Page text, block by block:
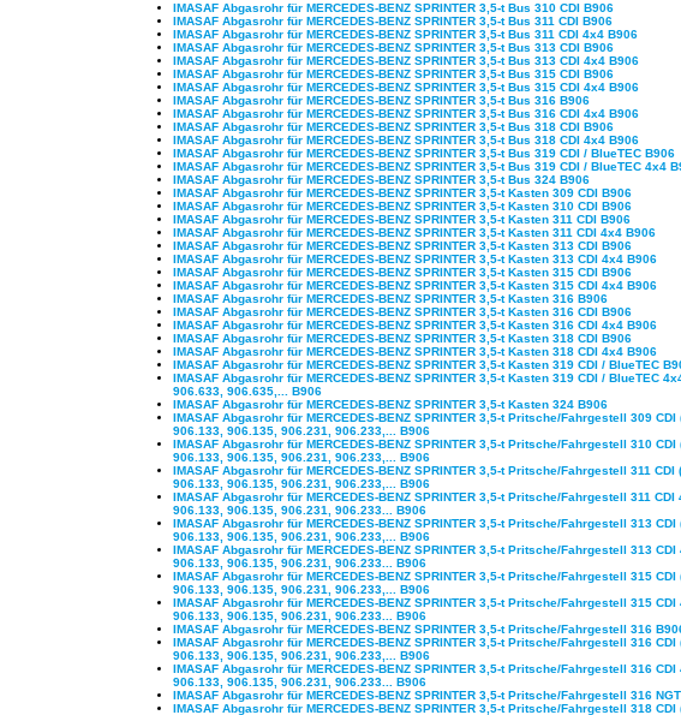
IMASAF Abgasrohr für MERCEDES-BENZ SPRINTER 3,5-t Bus 310 CDI B906
IMASAF Abgasrohr für MERCEDES-BENZ SPRINTER 3,5-t Bus 311 CDI B906
IMASAF Abgasrohr für MERCEDES-BENZ SPRINTER 3,5-t Bus 311 CDI 4x4 B906
IMASAF Abgasrohr für MERCEDES-BENZ SPRINTER 3,5-t Bus 313 CDI B906
IMASAF Abgasrohr für MERCEDES-BENZ SPRINTER 3,5-t Bus 313 CDI 4x4 B906
IMASAF Abgasrohr für MERCEDES-BENZ SPRINTER 3,5-t Bus 315 CDI B906
IMASAF Abgasrohr für MERCEDES-BENZ SPRINTER 3,5-t Bus 315 CDI 4x4 B906
IMASAF Abgasrohr für MERCEDES-BENZ SPRINTER 3,5-t Bus 316 B906
IMASAF Abgasrohr für MERCEDES-BENZ SPRINTER 3,5-t Bus 316 CDI 4x4 B906
IMASAF Abgasrohr für MERCEDES-BENZ SPRINTER 3,5-t Bus 318 CDI B906
IMASAF Abgasrohr für MERCEDES-BENZ SPRINTER 3,5-t Bus 318 CDI 4x4 B906
IMASAF Abgasrohr für MERCEDES-BENZ SPRINTER 3,5-t Bus 319 CDI / BlueTEC B906
IMASAF Abgasrohr für MERCEDES-BENZ SPRINTER 3,5-t Bus 319 CDI / BlueTEC 4x4
IMASAF Abgasrohr für MERCEDES-BENZ SPRINTER 3,5-t Bus 324 B906
IMASAF Abgasrohr für MERCEDES-BENZ SPRINTER 3,5-t Kasten 309 CDI B906
IMASAF Abgasrohr für MERCEDES-BENZ SPRINTER 3,5-t Kasten 310 CDI B906
IMASAF Abgasrohr für MERCEDES-BENZ SPRINTER 3,5-t Kasten 311 CDI B906
IMASAF Abgasrohr für MERCEDES-BENZ SPRINTER 3,5-t Kasten 311 CDI 4x4 B906
IMASAF Abgasrohr für MERCEDES-BENZ SPRINTER 3,5-t Kasten 313 CDI B906
IMASAF Abgasrohr für MERCEDES-BENZ SPRINTER 3,5-t Kasten 313 CDI 4x4 B906
IMASAF Abgasrohr für MERCEDES-BENZ SPRINTER 3,5-t Kasten 315 CDI B906
IMASAF Abgasrohr für MERCEDES-BENZ SPRINTER 3,5-t Kasten 315 CDI 4x4 B906
IMASAF Abgasrohr für MERCEDES-BENZ SPRINTER 3,5-t Kasten 316 B906
IMASAF Abgasrohr für MERCEDES-BENZ SPRINTER 3,5-t Kasten 316 CDI B906
IMASAF Abgasrohr für MERCEDES-BENZ SPRINTER 3,5-t Kasten 316 CDI 4x4 B906
IMASAF Abgasrohr für MERCEDES-BENZ SPRINTER 3,5-t Kasten 318 CDI B906
IMASAF Abgasrohr für MERCEDES-BENZ SPRINTER 3,5-t Kasten 318 CDI 4x4 B906
IMASAF Abgasrohr für MERCEDES-BENZ SPRINTER 3,5-t Kasten 319 CDI / BlueTEC
IMASAF Abgasrohr für MERCEDES-BENZ SPRINTER 3,5-t Kasten 319 CDI / BlueTEC
906.633, 906.635,... B906
IMASAF Abgasrohr für MERCEDES-BENZ SPRINTER 3,5-t Kasten 324 B906
IMASAF Abgasrohr für MERCEDES-BENZ SPRINTER 3,5-t Pritsche/Fahrgestell 309 CDI
906.133, 906.135, 906.231, 906.233,... B906
IMASAF Abgasrohr für MERCEDES-BENZ SPRINTER 3,5-t Pritsche/Fahrgestell 310 CDI
906.133, 906.135, 906.231, 906.233,... B906
IMASAF Abgasrohr für MERCEDES-BENZ SPRINTER 3,5-t Pritsche/Fahrgestell 311 CDI
906.133, 906.135, 906.231, 906.233,... B906
IMASAF Abgasrohr für MERCEDES-BENZ SPRINTER 3,5-t Pritsche/Fahrgestell 311 CDI
906.133, 906.135, 906.231, 906.233... B906
IMASAF Abgasrohr für MERCEDES-BENZ SPRINTER 3,5-t Pritsche/Fahrgestell 313 CDI
906.133, 906.135, 906.231, 906.233,... B906
IMASAF Abgasrohr für MERCEDES-BENZ SPRINTER 3,5-t Pritsche/Fahrgestell 313
906.133, 906.135, 906.231, 906.233... B906
IMASAF Abgasrohr für MERCEDES-BENZ SPRINTER 3,5-t Pritsche/Fahrgestell 315 CDI
906.133, 906.135, 906.231, 906.233,... B906
IMASAF Abgasrohr für MERCEDES-BENZ SPRINTER 3,5-t Pritsche/Fahrgestell 315
906.133, 906.135, 906.231, 906.233... B906
IMASAF Abgasrohr für MERCEDES-BENZ SPRINTER 3,5-t Pritsche/Fahrgestell 316
IMASAF Abgasrohr für MERCEDES-BENZ SPRINTER 3,5-t Pritsche/Fahrgestell 316 CDI
906.133, 906.135, 906.231, 906.233,... B906
IMASAF Abgasrohr für MERCEDES-BENZ SPRINTER 3,5-t Pritsche/Fahrgestell 316
906.133, 906.135, 906.231, 906.233... B906
IMASAF Abgasrohr für MERCEDES-BENZ SPRINTER 3,5-t Pritsche/Fahrgestell 316
IMASAF Abgasrohr für MERCEDES-BENZ SPRINTER 3,5-t Pritsche/Fahrgestell 318 CDI